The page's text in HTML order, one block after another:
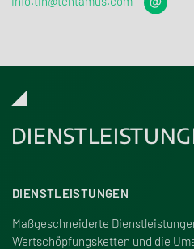
DIENSTLEISTUNGEN
Maßgeschneiderte
Wertschöpfungsketten und die